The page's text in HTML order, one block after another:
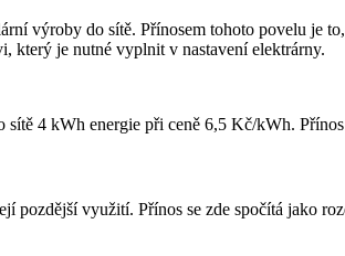
výroby do sítě. Přínosem tohoto povelu je
který je nutné vyplnit v nastavení elektrárny.
4 kWh energie při ceně 6,5 Kč/kWh.
pozdější využití. Přínos se zde spočítá jako